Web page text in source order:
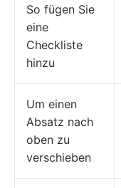
So fügen Sie
eine
Checkliste
hinzu
Um einen
Absatz nach
oben zu
verschieben